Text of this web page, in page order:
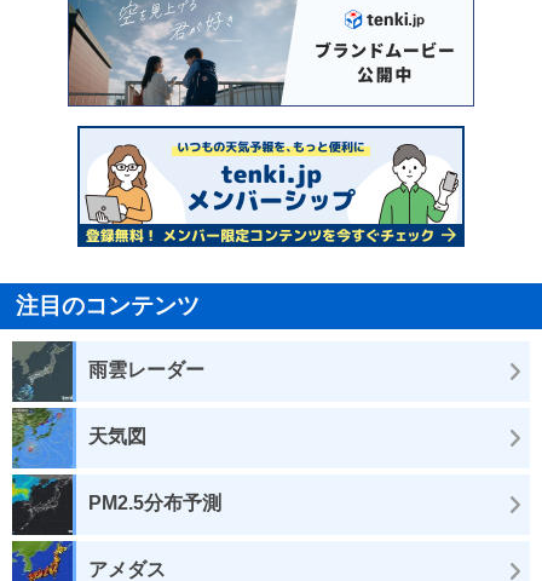
注目のコンテンツ
雨雲レーダー
天気図
PM2.5分布予測
アメダス